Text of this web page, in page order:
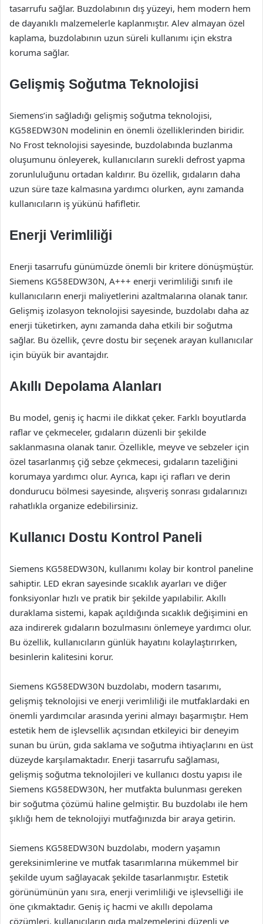
tasarrufu sağlar. Buzdolabının dış yüzeyi, hem modern hem
de dayanıklı malzemelerle kaplanmıştır. Alev almayan özel
kaplama, buzdolabının uzun süreli kullanımı için ekstra
koruma sağlar.
Gelişmiş Soğutma Teknolojisi
Siemens’in sağladığı gelişmiş soğutma teknolojisi,
KG58EDW30N modelinin en önemli özelliklerinden biridir.
No Frost teknolojisi sayesinde, buzdolabında buzlanma
oluşumunu önleyerek, kullanıcıların surekli defrost yapma
zorunluluğunu ortadan kaldırır. Bu özellik, gıdaların daha
uzun süre taze kalmasına yardımcı olurken, aynı zamanda
kullanıcıların iş yükünü hafifletir.
Enerji Verimliliği
Enerji tasarrufu günümüzde önemli bir kritere dönüşmüştür.
Siemens KG58EDW30N, A+++ enerji verimliliği sınıfı ile
kullanıcıların enerji maliyetlerini azaltmalarına olanak tanır.
Gelişmiş izolasyon teknolojisi sayesinde, buzdolabı daha az
enerji tüketirken, aynı zamanda daha etkili bir soğutma
sağlar. Bu özellik, çevre dostu bir seçenek arayan kullanıcılar
için büyük bir avantajdır.
Akıllı Depolama Alanları
Bu model, geniş iç hacmi ile dikkat çeker. Farklı boyutlarda
raflar ve çekmeceler, gıdaların düzenli bir şekilde
saklanmasına olanak tanır. Özellikle, meyve ve sebzeler için
özel tasarlanmış çiğ sebze çekmecesi, gıdaların tazeliğini
korumaya yardımcı olur. Ayrıca, kapı içi rafları ve derin
dondurucu bölmesi sayesinde, alışveriş sonrası gıdalarınızı
rahatlıkla organize edebilirsiniz.
Kullanıcı Dostu Kontrol Paneli
Siemens KG58EDW30N, kullanımı kolay bir kontrol paneline
sahiptir. LED ekran sayesinde sıcaklık ayarları ve diğer
fonksiyonlar hızlı ve pratik bir şekilde yapılabilir. Akıllı
duraklama sistemi, kapak açıldığında sıcaklık değişimini en
aza indirerek gıdaların bozulmasını önlemeye yardımcı olur.
Bu özellik, kullanıcıların günlük hayatını kolaylaştırırken,
besinlerin kalitesini korur.
Siemens KG58EDW30N buzdolabı, modern tasarımı,
gelişmiş teknolojisi ve enerji verimliliği ile mutfaklardaki en
önemli yardımcılar arasında yerini almayı başarmıştır. Hem
estetik hem de işlevsellik açısından etkileyici bir deneyim
sunan bu ürün, gıda saklama ve soğutma ihtiyaçlarını en üst
düzeyde karşılamaktadır. Enerji tasarrufu sağlaması,
gelişmiş soğutma teknolojileri ve kullanıcı dostu yapısı ile
Siemens KG58EDW30N, her mutfakta bulunması gereken
bir soğutma çözümü haline gelmiştir. Bu buzdolabı ile hem
şıklığı hem de teknolojiyi mutfağınızda bir araya getirin.
Siemens KG58EDW30N buzdolabı, modern yaşamın
gereksinimlerine ve mutfak tasarımlarına mükemmel bir
şekilde uyum sağlayacak şekilde tasarlanmıştır. Estetik
görünümünün yanı sıra, enerji verimliliği ve işlevselliği ile
öne çıkmaktadır. Geniş iç hacmi ve akıllı depolama
çözümleri, kullanıcıların gıda malzemelerini düzenli ve